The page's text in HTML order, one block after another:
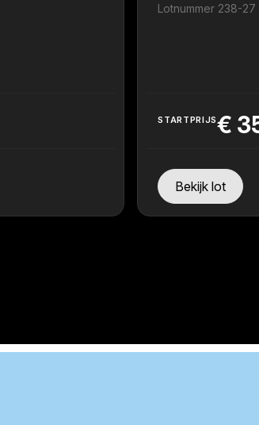
Lotnummer 238-27
STARTPRIJS€
Bekijk lot